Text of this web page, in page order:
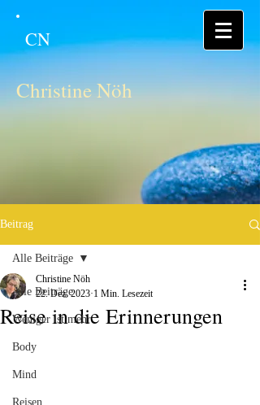
CN
Christine Nöh
Beitrag
Alle Beiträge
Weniger ist mehr
Body
Mind
Reisen
Alle Beiträge
Reise in die Erinnerungen
Christine Nöh
22. Dez. 2023 1 Min. Lesezeit